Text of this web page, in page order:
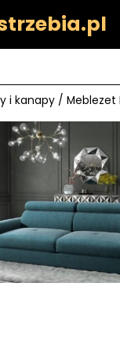
i kanapy / Meblezet